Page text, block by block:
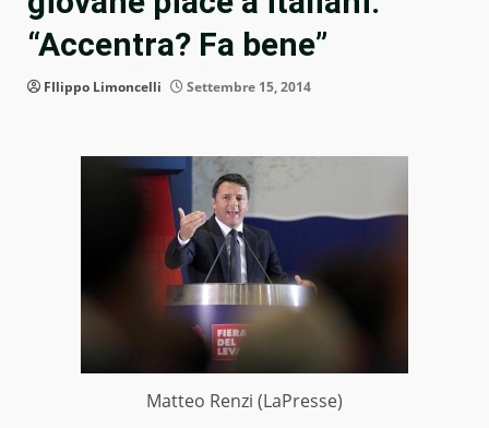
“Accentra? Fa bene”
FIlippo Limoncelli Settembre 15, 2014
Matteo Renzi (LaPresse)